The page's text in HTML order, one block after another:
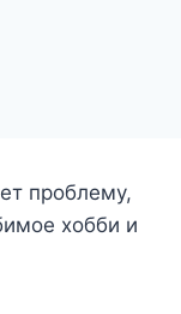
проблему,
хобби и